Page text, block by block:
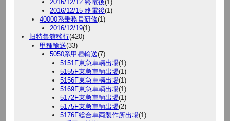
2016/12/12 終電後(1)
2016/12/15 終電後(1)
40000系乗務員研修(1)
2016/12/19(1)
旧特集館移行(420)
甲種輸送(33)
5050系甲種輸送(7)
5151F東急車輛出場(1)
5155F東急車輌出場(1)
5156F東急車輛出場(1)
5169F東急車輌出場(1)
5172F東急車輌出場(1)
5175F東急車輌出場(2)
5176F総合車両製作所出場(1)